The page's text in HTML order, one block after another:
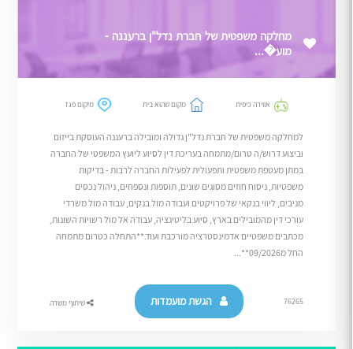
מחלקה משפטית של חברת נדל"ן ברעננה -
מוע�...
אווירה כיפית מקום שהוא בית מיקום פגז
למחלקה משפטית של חברת נדל"ן גדולה ומובילה ברעננה העוסקת בייזום
וביצוע דרוש/ה טרום/מתמחה בעריכת דין לסיוע ליועץ המשפטי של החברה
במתן מעטפת משפטית ותפעולית לפעילות החברה לרבות - בדיקות
משפטיות, ניסוח חוזים מסוגים שונים, תוספות ונספחים, ניהול נכסים
מניבים, ליווי בנקאי של פרויקטים ועבודה מול בנקים, עבודה מול משרדי
עורכי דין מהמובילים בארץ, סיוע בליטיגציה, עבודה אל מול רשויות השונות,
מכתבים משפטיים אדמינסטרציה מורכבת ועוד.**התחלה כטרום מתמחה
החל מ09/2026**...
76265 הגשת מועמדות שיתוף משרה